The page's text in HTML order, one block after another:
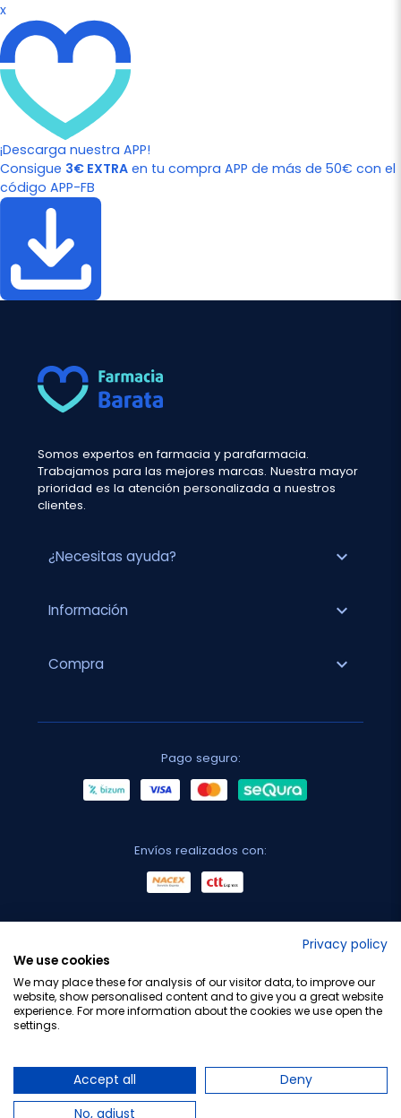
x
¡Descarga nuestra APP!
Consigue 3€ EXTRA en tu compra APP de más de 50€ con el
código APP-FB
Somos expertos en farmacia y parafarmacia.
Trabajamos para las mejores marcas. Nuestra mayor
prioridad es la atención personalizada a nuestros
clientes.
¿Necesitas ayuda? expand_more
Información expand_more
Compra expand_more
Pago seguro:
Envíos realizados con:
Privacy policy
We use cookies
We may place these for analysis of our visitor data, to improve our
website, show personalised content and to give you a great website
experience. For more information about the cookies we use open the
settings.
Accept all
Deny
No, adjust